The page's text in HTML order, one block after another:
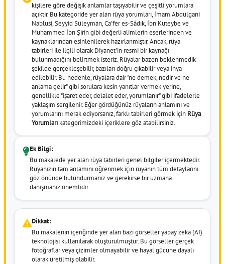
kişilere göre değişik anlamlar taşıyabilir ve çeşitli yorumlara
açıktır. Bu kategoride yer alan rüya yorumları, İmam Abdülgani
Nablusi, Seyyid Süleyman, Ca'fer es-Sâdık, İbn Kuteybe ve
Muhammed İbn Şirin gibi değerli alimlerin eserlerinden ve
kaynaklarından esinlenilerek hazırlanmıştır. Ancak, rüya
tabirleri ile ilgili olarak Diyanet'in resmi bir kaynağı
bulunmadığını belirtmek isteriz. Rüyalar bazen beklenmedik
şekilde gerçekleşebilir, bazıları doğru çıkabilir veya ihya
edilebilir. Bu nedenle, rüyalara dair "ne demek, nedir ve ne
anlama gelir" gibi sorulara kesin yanıtlar vermek yerine,
genellikle "işaret eder, delalet eder, yorumlanır" gibi ifadelerle
yaklaşım sergilenir. Eğer gördüğünüz rüyaların anlamını ve
yorumlarını merak ediyorsanız, farklı tabirleri görmek için Rüya
Yorumları kategorimizdeki içeriklere göz atabilirsiniz.
Ek Bilgi:
Bu makalede yer alan rüya tabirleri genel bilgiler içermektedir.
Rüyanızın tam anlamını öğrenmek için rüyanın tüm detaylarını
göz önünde bulundurmanız ve gerekirse bir uzmana
danışmanız önemlidir.
Dikkat:
Bu makalenin içeriğinde yer alan bazı görseller yapay zeka (AI)
teknolojisi kullanılarak oluşturulmuştur. Bu görseller gerçek
fotoğraflar veya çizimler olmayabilir ve hayal gücüne dayalı
olarak üretilmiş olabilir.